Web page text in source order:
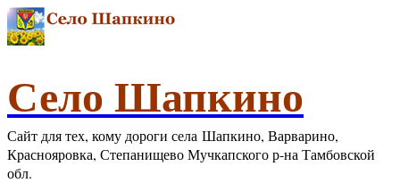
Село Шапкино
Сайт для тех, кому дороги села Шапкино, Варварино,
Краснояровка, Степанищево Мучкапского р-на Тамбовской
обл.